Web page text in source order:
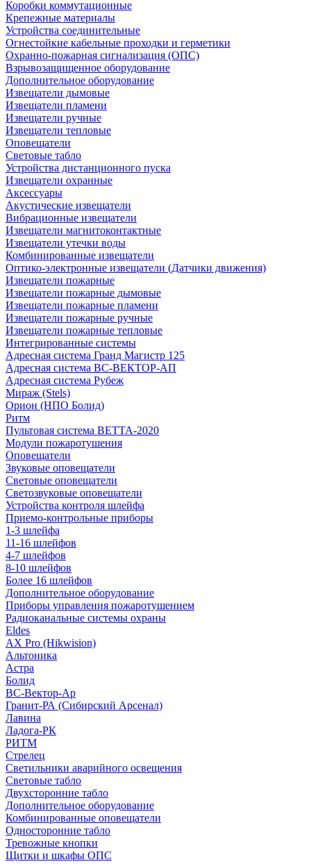
Коробки коммутационные
Крепежные материалы
Устройства соединительные
Огнестойкие кабельные проходки и герметики
Охранно-пожарная сигнализация (ОПС)
Взрывозащищенное оборудование
Дополнительное оборудование
Извещатели дымовые
Извещатели пламени
Извещатели ручные
Извещатели тепловые
Оповещатели
Световые табло
Устройства дистанционного пуска
Извещатели охранные
Аксессуары
Акустические извещатели
Вибрационные извещатели
Извещатели магнитоконтактные
Извещатели утечки воды
Комбинированные извещатели
Оптико-электронные извещатели (Датчики движения)
Извещатели пожарные
Извещатели пожарные дымовые
Извещатели пожарные пламени
Извещатели пожарные ручные
Извещатели пожарные тепловые
Интегрированные системы
Адресная система Гранд Магистр 125
Адресная система ВС-ВЕКТОР-АП
Адресная система Рубеж
Мираж (Stels)
Орион (НПО Болид)
Ритм
Пультовая система ВЕТТА-2020
Модули пожаротушения
Оповещатели
Звуковые оповещатели
Световые оповещатели
Светозвуковые оповещатели
Устройства контроля шлейфа
Приемо-контрольные приборы
1-3 шлейфа
11-16 шлейфов
4-7 шлейфов
8-10 шлейфов
Более 16 шлейфов
Дополнительное оборудование
Приборы управления пожаротушением
Радиоканальные системы охраны
Eldes
AX Pro (Hikwision)
Альтоника
Астра
Болид
ВС-Вектор-Ар
Гранит-РА (Сибирский Арсенал)
Лавина
Ладога-РК
РИТМ
Стрелец
Светильники аварийного освещения
Световые табло
Двухсторонние табло
Дополнительное оборудование
Комбинированные оповещатели
Односторонние табло
Тревожные кнопки
Щитки и шкафы ОПС